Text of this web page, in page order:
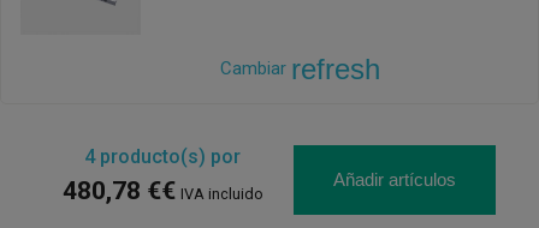
Cambiar refresh
4producto(s) por
480,78 €€ IVA incluido
Añadir artículos